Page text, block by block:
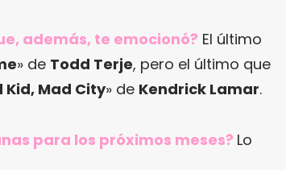
además, te emocionó? El último
» de Todd Terje, pero el último que
Kid, Mad City» de Kendrick Lamar.
para los próximos meses? Lo